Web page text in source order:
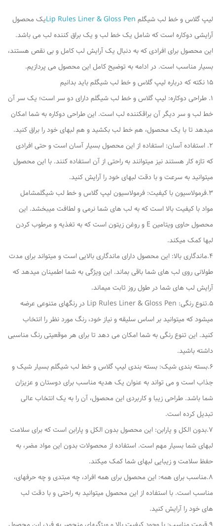
لیپ گلاس و خط لب شیگلم Lip Rules Liner & Gloss Penیک محصول
آرایشی دوکاره است که شامل یک خط لب و یک براق کننده لب می باشد.
این محصول برای افرادی که به دنبال یک آرایش لب کامل و بی نقص هستند،
بسیار مناسب است. در ادامه به توضیح کامل این محصول می پردازیم.
15 نکته که درباره لیپ گلاس و خط لب شیگلم باید بدانیم
1. طراحی دوکاره: لیپ گلاس و خط لب شیگلم دارای دو سر است؛ یک سر آن
خط لب و سر دیگر آن براقکننده لب است. این طراحی دوکاره به شما امکان
میدهد تا با یک محصول، هم خط لب بکشید و هم لبهای خود را براق کنید.
2. استفاده آسان: استفاده از این محصول بسیار آسان است و حتی افرادی
که تازه کار هستند نیز میتوانند به راحتی از آن استفاده کنند. با این محصول
میتوانید به سرعت و با دقت لبهای خود را آرایش کنید.
3.فرمولاسیون با کیفیت: فرمولاسیون لیپ گلاس و خط لب شیگلمشامل
مواد با کیفیت بالا است که به لب های شما نرمی و لطافت میبخشد. این
محصول حاوی ویتامین E و روغن زیتون است که به تغذیه و مرطوب کردن
لبها کمک میکند.
4.ماندگاری بالا: این محصول دارای ماندگاری بالایی است و میتواند برای مدت
طولانی روی لب های شما باقی بماند. این ویژگی به شما اطمینان میدهد که
آرایش لب های شما در طول روز ثابت میماند.
5.تنوع رنگی: Lip Rules Liner & Gloss Pen در رنگهای متنوعی عرضه
میشود که میتوانید بر اساس سلیقه و نیاز خود، رنگ مورد نظر را انتخاب
کنید. این تنوع رنگی به شما امکان می دهد تا برای هر موقعیتی رنگ مناسبی
داشته باشید.
6.بسته بندی شیک: بسته بندی لیپ گلاس و خط لب شیگلم بسیار شیک و
جذاب است و می تواند به عنوان یک هدیه مناسب برای دوستان و عزیزان
شما باشد. طراحی زیبا و کاربردی این محصول، آن را به یک انتخاب عالی
تبدیل کرده است.
7.بدون الکل و پارابن: این محصول بدون الکل و پارابن است که برای سلامت
لبهای شما بسیار مهم است. استفاده از محصولات بدون این مواد مضر، به
حفظ سلامت و زیبایی لبهای شما کمک میکند.
8.مناسب برای همه: این محصول برای همه افراد، چه مبتدی و چه حرفهای،
مناسب است. با استفاده از این محصول میتوانید به راحتی و با دقت لب
های خود را آرایش کنید.